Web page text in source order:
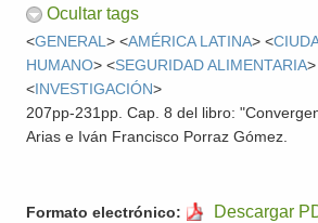
Ocultar tags
<GENERAL> <AMÉRICA LATINA> <
HUMANO> <SEGURIDAD ALIMENTARIA
< INVESTIGACIÓN>
207pp-231pp. Cap. 8 del libro:
Arias e Iván Francisco Porraz Gómez.
Formato electrónico: Descargar